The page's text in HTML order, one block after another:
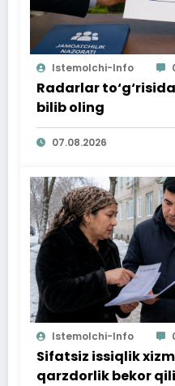
Istemolchi-Info
Radarlar
bilib oling
07.08.2026
Istemolchi-Info
Sifatsiz issiqlik
qarzdorlik bekor